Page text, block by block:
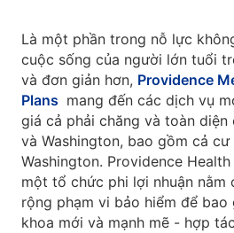
Là một phần trong nỗ lực
cuộc sống của người lớn tuổi
và đơn giản hơn, Providence
Plans mang đến các dịch vụ
giá cả phải chăng và toàn diện
và Washington, bao gồm cả
Washington. Providence
một tổ chức phi lợi nhuận nằm
rộng phạm vi bảo hiểm để bao
khoa mới và mạnh mẽ - hợp